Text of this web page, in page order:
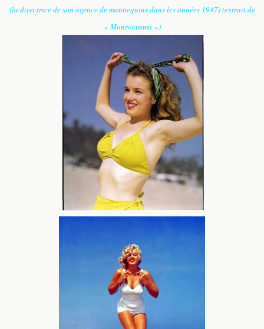
(la directrice de son agence de mannequins dans les années 1947) (extrait de
« Monroerama »)